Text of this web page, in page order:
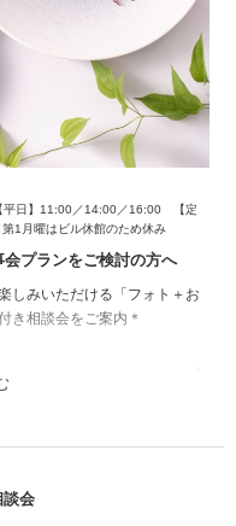
平日】11:00／14:00／16:00 【定
1月曜はビル休館のため休み
会プランをご検討の方へ
しみいただける「フォト＋お
き相談会をご案内＊
利用いただけます。
希望』の旨をお知らせくださ
談会